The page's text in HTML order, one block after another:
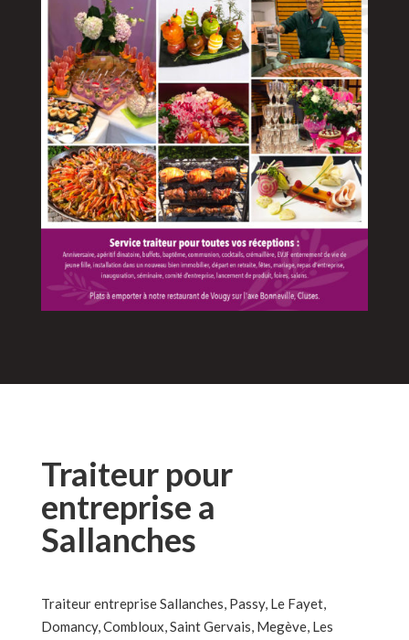
Traiteur pour
entreprise a
Sallanches
Traiteur entreprise Sallanches, Passy, Le Fayet,
Domancy, Combloux, Saint Gervais, Megève, Les